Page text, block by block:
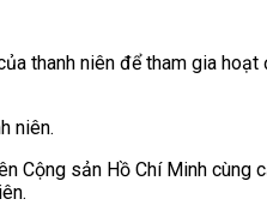
thanh niên để tham gia
niên.
Cộng sản Hồ Chí Minh cùng